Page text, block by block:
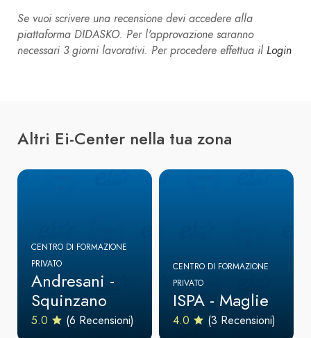
Se vuoi scrivere una recensione devi accedere alla
piattaforma DIDASKO. Per l'approvazione saranno
necessari 3 giorni lavorativi. Per procedere effettua il Login
Altri Ei-Center nella tua zona
CENTRO DI FORMAZIONE
PRIVATO
Andresani -
Squinzano
5.0 (6 Recensioni)
CENTRO DI FORMAZIONE
PRIVATO
ISPA - Maglie
4.0 (3 Recensioni)